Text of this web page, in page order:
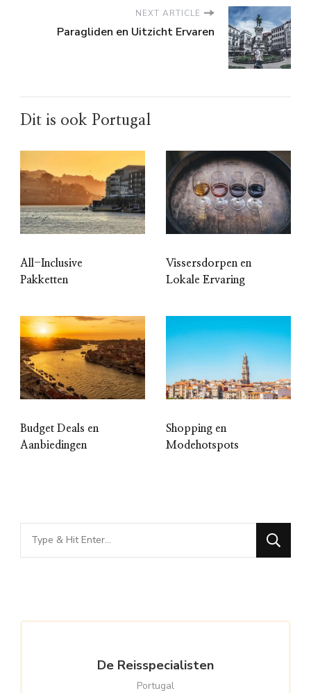
NEXT ARTICLE
Paragliden en Uitzicht Ervaren
Dit is ook Portugal
All-Inclusive
Pakketten
Vissersdorpen en
Lokale Ervaring
Budget Deals en
Aanbiedingen
Shopping en
Modehotspots
Looking
for
De Reisspecialisten
Portugal